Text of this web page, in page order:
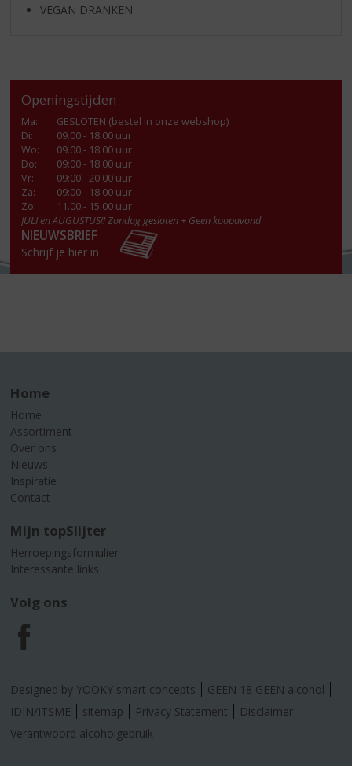
VEGAN DRANKEN
Openingstijden
Ma:
GESLOTEN (bestel in onze webshop)
Di:
09.00 - 18.00 uur
Wo:
09.00 - 18.00 uur
Do:
09:00 - 18:00 uur
Vr:
09:00 - 20:00 uur
Za:
09:00 - 18:00 uur
Zo:
11.00 - 15.00 uur
JULI en AUGUSTUS!! Zondag gesloten + Geen koopavond
NIEUWSBRIEF
Schrijf je hier in
Home
Home
Assortiment
Over ons
Nieuws
Inspiratie
Contact
Mijn topSlijter
Herroepingsformulier
Interessante links
Volg ons
F
a
c
Designed by YOOKY smart concepts
GEEN 18 GEEN alcohol
IDIN/ITSME
sitemap Privacy Statement
Disclaimer
Verantwoord alcoholgebruik